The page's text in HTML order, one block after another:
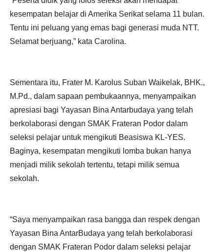
kesempatan belajar di Amerika Serikat selama 11 bulan.
Tentu ini peluang yang emas bagi generasi muda NTT.
Selamat berjuang,” kata Carolina.
Sementara itu, Frater M. Karolus Suban Waikelak, BHK.,
M.Pd., dalam sapaan pembukaannya, menyampaikan
apresiasi bagi Yayasan Bina Antarbudaya yang telah
berkolaborasi dengan SMAK Frateran Podor dalam
seleksi pelajar untuk mengikuti Beasiswa KL-YES.
Baginya, kesempatan mengikuti lomba bukan hanya
menjadi milik sekolah tertentu, tetapi milik semua
sekolah.
“Saya menyampaikan rasa bangga dan respek dengan
Yayasan Bina AntarBudaya yang telah berkolaborasi
dengan SMAK Frateran Podor dalam seleksi pelajar